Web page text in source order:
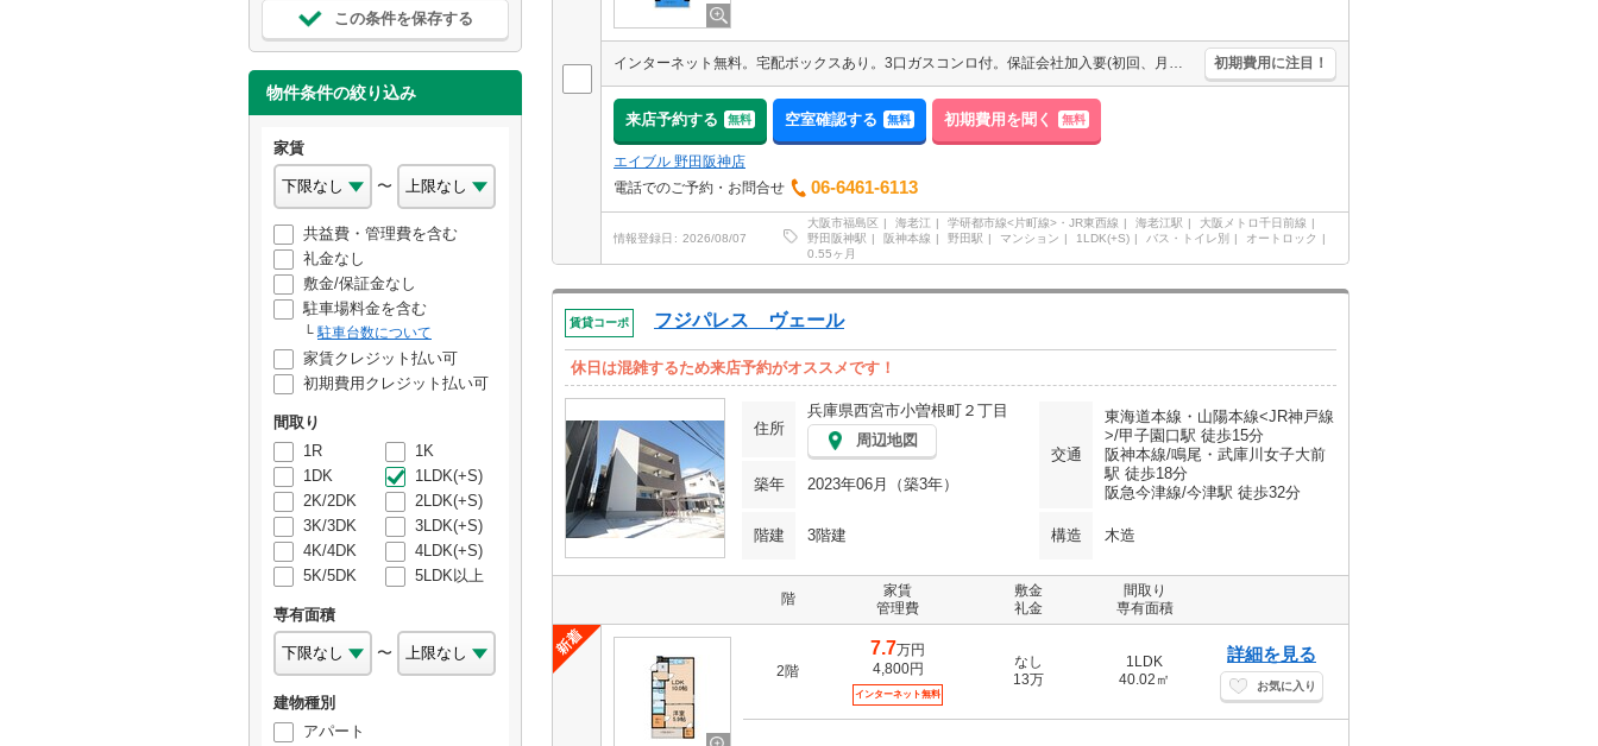
この条件を保存する
物件条件の絞り込み
家賃
〜
共益費・管理費を含む
礼金なし
敷金/保証金なし
駐車場料金を含む
駐車台数について
家賃クレジット払い可
初期費用クレジット払い可
間取り
1R
1K
1DK
1LDK(+S)
2K/2DK
2LDK(+S)
3K/3DK
3LDK(+S)
4K/4DK
4LDK(+S)
5K/5DK
5LDK以上
専有面積
〜
建物種別
アパート
インターネット無料。宅配ボックスあり。3口ガスコンロ付。保証会社加入要(初回、月額総支払額の50%、更新料9,600円/年)。退去時、エアコン洗浄代16,500円。 初期費用に注目！
来店予約する 無料 空室確認する 無料 初期費用を聞く 無料
エイブル 野田阪神店
電話でのご予約・お問合せ
06-6461-6113
情報登録日 2026/08/07
大阪市福島区 海老江 学研都市線<片町線>・JR東西線 海老江駅
大阪メトロ千日前線
野田阪神駅
阪神本線 野田駅 マンション 1LDK(+S) バス・トイレ別
オートロック
0.55ヶ月
賃貸コーポ フジパレス ヴェール
休日は混雑するため来店予約がオススメです！
住所
兵庫県西宮市小曽根町２丁目
周辺地図
交通
東海道本線・山陽本線<JR神戸線
>/甲子園口駅 徒歩15分
阪神本線/鳴尾・武庫川女子大前
駅 徒歩18分
阪急今津線/今津駅 徒歩32分
築年 2023年06月（築3年）
階建 3階建 構造 木造
階
家賃
管理費
敷金
礼金
間取り
専有面積
2階
7.7万円
4,800円
インターネット無料
なし
13万
1LDK
40.02㎡
詳細を見る
お気に入り